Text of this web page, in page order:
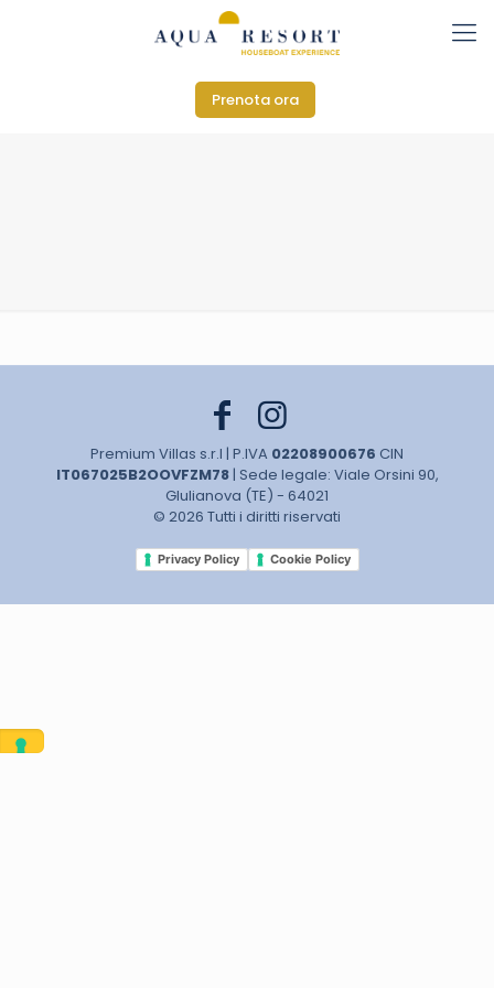
Prenota ora
Premium Villas s.r.l | P.IVA 02208900676 CIN
IT067025B2OOVFZM78| Sede legale: Viale Orsini 90,
GIulianova (TE) - 64021
© 2026 Tutti i diritti riservati
Privacy Policy Cookie Policy